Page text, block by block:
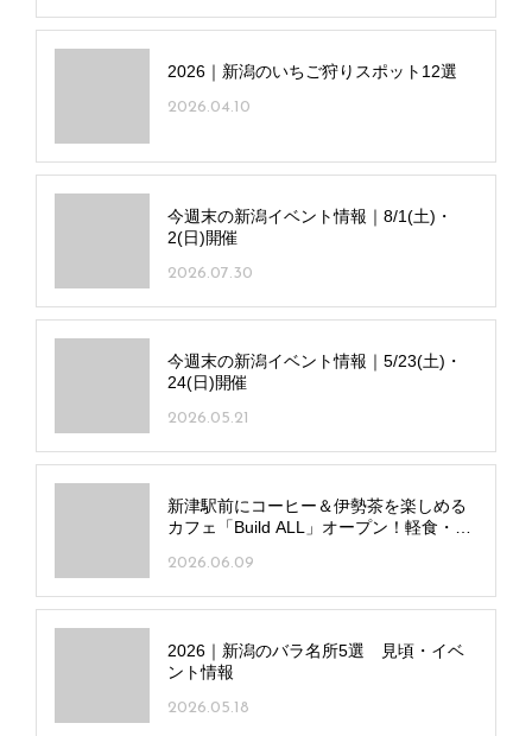
2026｜新潟のいちご狩りスポット12選
2026.04.10
今週末の新潟イベント情報｜8/1(土)・
2(日)開催
2026.07.30
今週末の新潟イベント情報｜5/23(土)・
24(日)開催
2026.05.21
新津駅前にコーヒー＆伊勢茶を楽しめる
カフェ「Build ALL」オープン！軽食・手
2026.06.09
2026｜新潟のバラ名所5選 見頃・イベ
ント情報
2026.05.18